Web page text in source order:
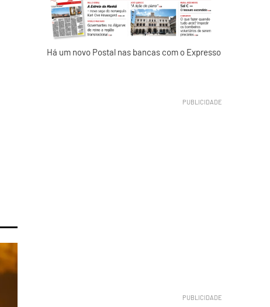
Há um novo Postal nas bancas com o Expresso